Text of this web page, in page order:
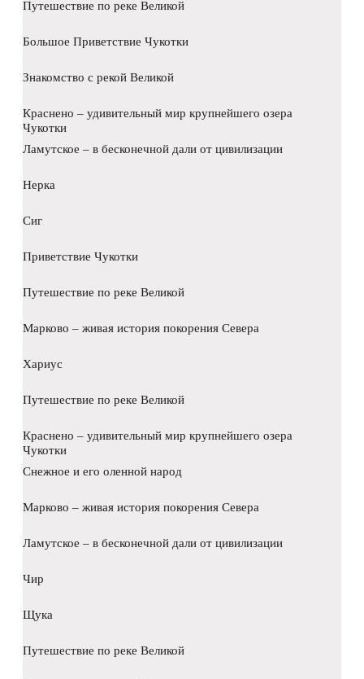
Путешествие по реке Великой
Большое Приветствие Чукотки
Знакомство с рекой Великой
Краснено – удивительный мир крупнейшего озера
Чукотки
Ламутское – в бесконечной дали от цивилизации
Нерка
Сиг
Приветствие Чукотки
Путешествие по реке Великой
Марково – живая история покорения Севера
Хариус
Путешествие по реке Великой
Краснено – удивительный мир крупнейшего озера
Чукотки
Снежное и его оленной народ
Марково – живая история покорения Севера
Ламутское – в бесконечной дали от цивилизации
Чир
Щука
Путешествие по реке Великой